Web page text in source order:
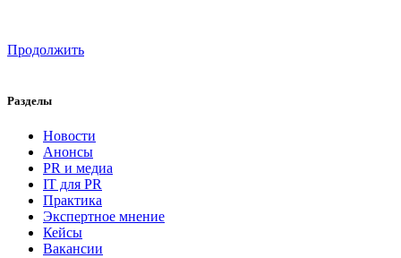
Продолжить
Разделы
Новости
Анонсы
PR и медиа
IT для PR
Практика
Экспертное мнение
Кейсы
Вакансии